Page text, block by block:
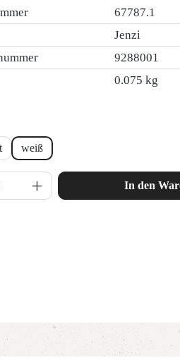
67787.1
Jenzi
9288001
0.075 kg
weiß
Anzahl: Gib den In den